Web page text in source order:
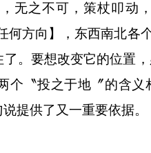
无之不可，策杖叩动
何方向】，东西南北
。要想改变它的位置
个〝投之于地〞的含
提供了又一重要依据。